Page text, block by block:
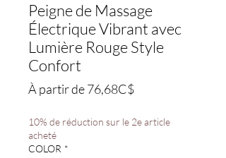
Peigne de Massage
Électrique Vibrant avec
Lumière Rouge Style
Confort
À partir de76,68C$Prix
10% de réduction sur le 2e article
acheté
COLOR *